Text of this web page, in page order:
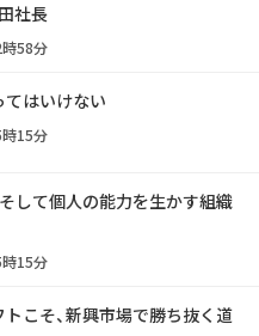
田社長
58分
はいけない
15分
して個人の能力を生かす組織
15分
こそ、新興市場で勝ち抜く道